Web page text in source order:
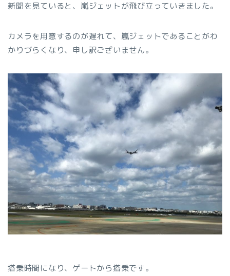
新聞を見ていると、嵐ジェットが飛び立っていきました。
カメラを用意するのが遅れて、嵐ジェットであることがわ
かりづらくなり、申し訳ございません。
搭乗時間になり、ゲートから搭乗です。